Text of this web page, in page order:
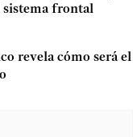
sistema frontal
revela cómo será el